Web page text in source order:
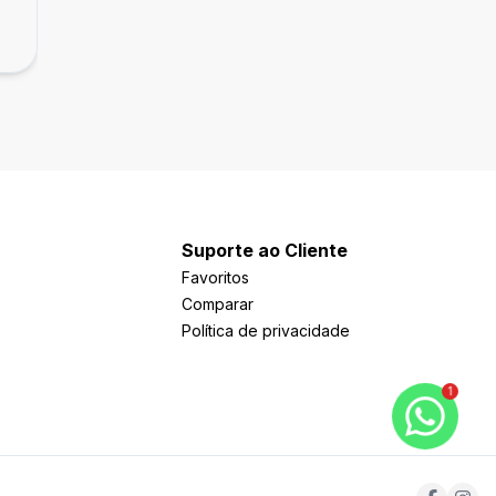
Suporte ao Cliente
Favoritos
Comparar
Política de privacidade
1